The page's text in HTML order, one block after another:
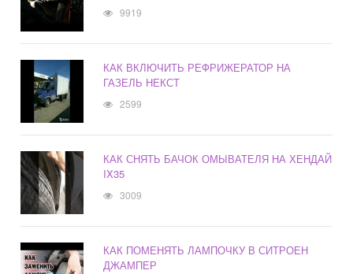
9919
КАК ВКЛЮЧИТЬ РЕФРИЖЕРАТОР НА
ГАЗЕЛЬ НЕКСТ
2599
КАК СНЯТЬ БАЧОК ОМЫВАТЕЛЯ НА ХЕНДАЙ
IX35
3009
КАК ПОМЕНЯТЬ ЛАМПОЧКУ В СИТРОЕН
ДЖАМПЕР